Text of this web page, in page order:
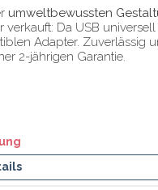
umweltbewussten
verkauft: Da USB
Adapter. Zuverlässig
2-jährigen Garantie.